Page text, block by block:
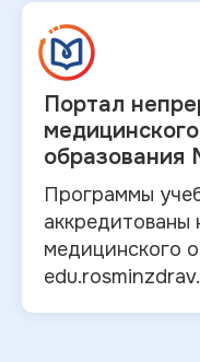
Портал
образования
Программы
аккредитованы
медицинского